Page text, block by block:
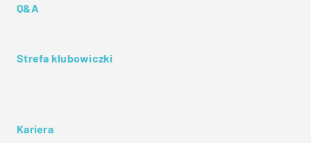
Q&A
Strefa klubowiczki
Kariera